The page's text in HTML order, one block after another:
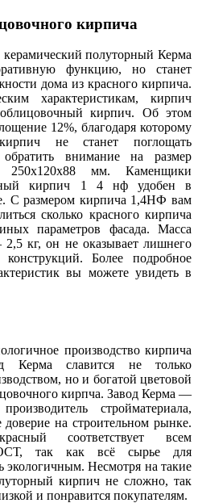
кирпича
керамический полуторный Керма
функцию, но станет
дома из красного кирпича.
характеристикам, кирпич
кирпич. Об этом
12%, благодаря которому
не станет поглощать
внимание на размер
250х120х88 мм. Каменщики
кирпич 1 4 нф удобен в
С размером кирпича 1,4НФ вам
сколько красного кирпича
параметров фасада. Масса
кг, он не оказывает лишнего
Более подробное
вы можете увидеть в
производство кирпича
Керма славится не только
но и богатой цветовой
кирпча. Завод Керма —
стройматериала,
на строительном рынке.
соответствует всем
так как всё сырье для
экологичным. Несмотря на такие
кирпич не сложно, так
и понравится покупателям.